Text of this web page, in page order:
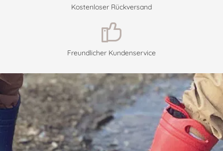
Kostenloser Rückversand
Freundlicher Kundenservice